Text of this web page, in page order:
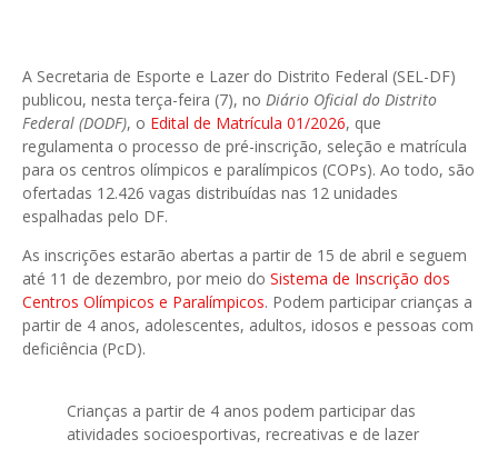
A Secretaria de Esporte e Lazer do Distrito Federal (SEL-DF)
publicou, nesta terça-feira (7), no Diário Oficial do Distrito
Federal (DODF), o Edital de Matrícula 01/2026, que
regulamenta o processo de pré-inscrição, seleção e matrícula
para os centros olímpicos e paralímpicos (COPs). Ao todo, são
ofertadas 12.426 vagas distribuídas nas 12 unidades
espalhadas pelo DF.
As inscrições estarão abertas a partir de 15 de abril e seguem
até 11 de dezembro, por meio do Sistema de Inscrição dos
Centros Olímpicos e Paralímpicos. Podem participar crianças a
partir de 4 anos, adolescentes, adultos, idosos e pessoas com
deficiência (PcD).
Crianças a partir de 4 anos podem participar das
atividades socioesportivas, recreativas e de lazer